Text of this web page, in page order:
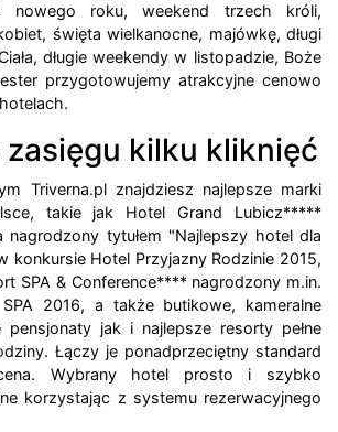
nowego roku, weekend trzech króli,
święta wielkanocne, majówkę, długi
długie weekendy w listopadzie, Boże
przygotowujemy atrakcyjne cenowo
zasięgu kilku kliknięć
Triverna.pl znajdziesz najlepsze marki
takie jak Hotel Grand Lubicz*****
tytułem "Najlepszy hotel dla
konkursie Hotel Przyjazny Rodzinie 2015,
SPA & Conference**** nagrodzony m.in.
2016, a także butikowe, kameralne
pensjonaty jak i najlepsze resorty pełne
Łączy je ponadprzeciętny standard
Wybrany hotel prosto i szybko
korzystając z systemu rezerwacyjnego